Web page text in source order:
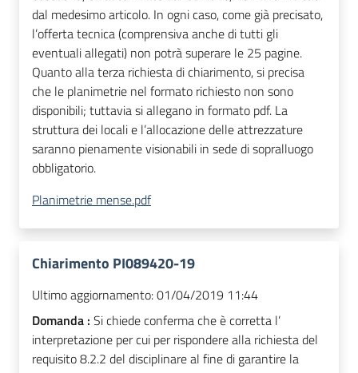
dal medesimo articolo. In ogni caso, come già precisato,
l’offerta tecnica (comprensiva anche di tutti gli
eventuali allegati) non potrà superare le 25 pagine.
Quanto alla terza richiesta di chiarimento, si precisa
che le planimetrie nel formato richiesto non sono
disponibili; tuttavia si allegano in formato pdf. La
struttura dei locali e l’allocazione delle attrezzature
saranno pienamente visionabili in sede di sopralluogo
obbligatorio.
Planimetrie mense.pdf
Chiarimento PI089420-19
Ultimo aggiornamento:01/04/2019 11:44
Domanda : Si chiede conferma che è corretta l’
interpretazione per cui per rispondere alla richiesta del
requisito 8.2.2 del disciplinare al fine di garantire la